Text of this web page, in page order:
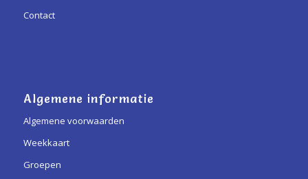
Contact
Algemene informatie
Algemene voorwaarden
Weekkaart
Groepen